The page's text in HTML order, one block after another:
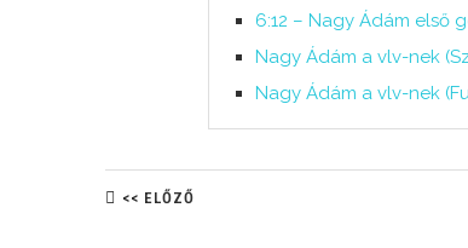
6:12 – Nagy Ádám első
Nagy Ádám a vlv-nek
Nagy Ádám a vlv-nek
<< ELŐZŐ